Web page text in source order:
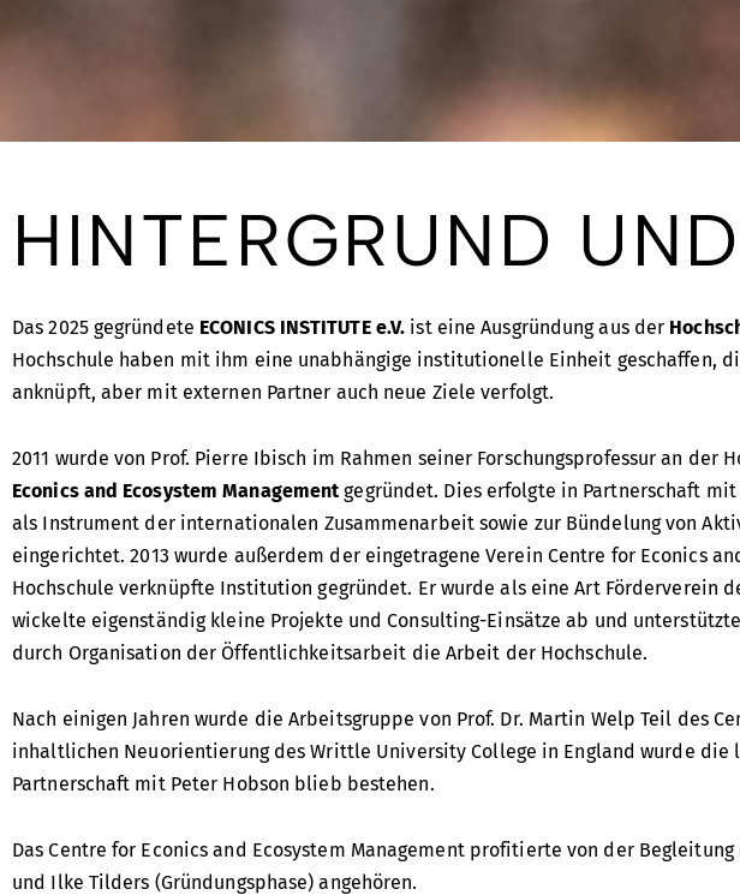
HINTERGRUND
Das 2025 gegründete ECONICS INSTITUTE e.V. ist eine Ausgründung aus der
Hochschule haben mit ihm eine unabhängige institutionelle Einheit geschaffen,
anknüpft, aber mit externen Partner auch neue Ziele verfolgt.
2011 wurde von Prof. Pierre Ibisch im Rahmen seiner Forschungsprofessur an
Econics and Ecosystem Managementgegründet. Dies erfolgte in Partnerschaft
als Instrument der internationalen Zusammenarbeit sowie zur Bündelung von
eingerichtet. 2013 wurde außerdem der eingetragene Verein Centre for Econics
Hochschule verknüpfte Institution gegründet. Er wurde als eine Art Förderverein
wickelte eigenständig kleine Projekte und Consulting-Einsätze ab und
durch Organisation der Öffentlichkeitsarbeit die Arbeit der Hochschule.
Nach einigen Jahren wurde die Arbeitsgruppe von Prof. Dr. Martin Welp Teil des
inhaltlichen Neuorientierung des Writtle University College in England wurde
Partnerschaft mit Peter Hobson blieb bestehen.
Das Centre for Econics and Ecosystem Management profitierte von der
und Ilke Tilders (Gründungsphase) angehören.